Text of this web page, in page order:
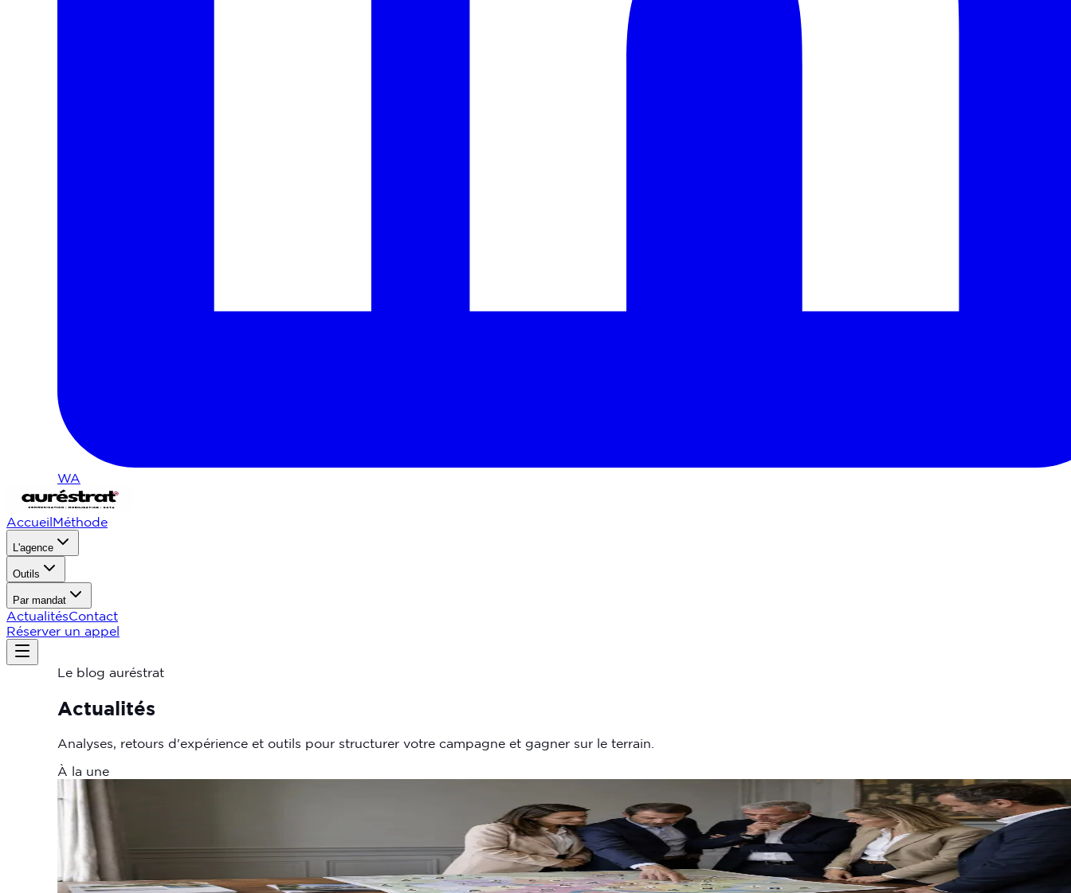
WA
AccueilMéthode
L'agence
Outils
Par mandat
ActualitésContact
Réserver un appel
Le blog auréstrat
Actualités
Analyses, retours d'expérience et outils pour structurer votre campagne et gagner sur le terrain.
À la une
Méthode
Bilan de mandat : comment le faire, méthode et étapes
Comment faire un bilan de mandat : définition, étapes, supports qui marquent et cadre légal (article L.52-1). La méthode auréstrat, du print au web.
16 juin 2026·7 min